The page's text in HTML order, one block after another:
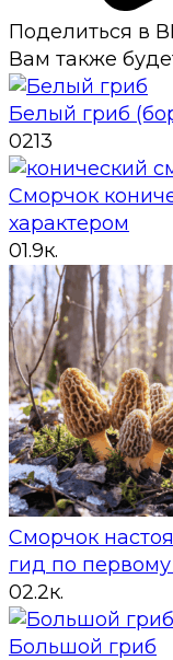
Поделиться в
Вам также
Белый гриб
0213
Сморчок
характером
01.9к.
Сморчок
гид по
02.2к.
Большой гриб